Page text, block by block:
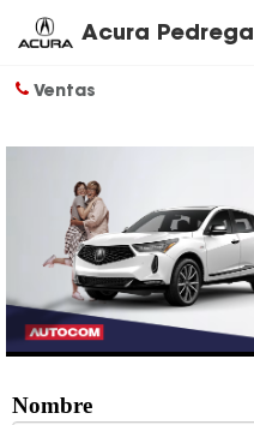
Acura Pedregal
Ventas